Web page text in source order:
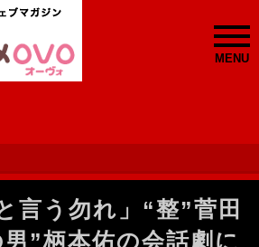
MENU
言う勿れ」“整”菅田
”柄本佑の会話劇に